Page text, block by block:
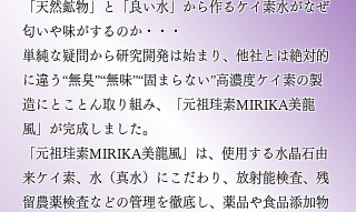
「天然鉱物」と「良い水」から作るケイ素水がなぜ
匂いや味がするのか・・・
単純な疑問から研究開発は始まり、他社とは絶対的
に違う“無臭”“無味”“固まらない”高濃度ケイ素の製
造にとことん取り組み、「元祖珪素MIRIKA美龍
風」が完成しました。
​「元祖珪素MIRIKA美龍風」は、使用する水晶石由
来ケイ素、水（真水）にこだわり、放射能検査、残
留農薬検査などの管理を徹底し、薬品や食品添加物